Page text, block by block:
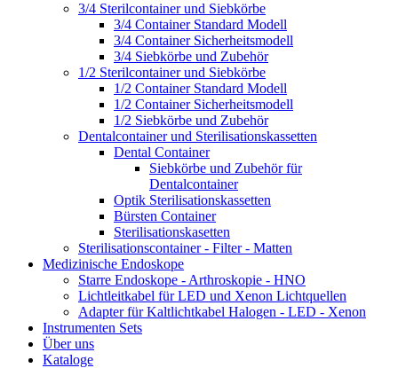
3/4 Sterilcontainer und Siebkörbe
3/4 Container Standard Modell
3/4 Container Sicherheitsmodell
3/4 Siebkörbe und Zubehör
1/2 Sterilcontainer und Siebkörbe
1/2 Container Standard Modell
1/2 Container Sicherheitsmodell
1/2 Siebkörbe und Zubehör
Dentalcontainer und Sterilisationskassetten
Dental Container
Siebkörbe und Zubehör für
Dentalcontainer
Optik Sterilisationskassetten
Bürsten Container
Sterilisationskasetten
Sterilisationscontainer - Filter - Matten
Medizinische Endoskope
Starre Endoskope - Arthroskopie - HNO
Lichtleitkabel für LED und Xenon Lichtquellen
Adapter für Kaltlichtkabel Halogen - LED - Xenon
Instrumenten Sets
Über uns
Kataloge